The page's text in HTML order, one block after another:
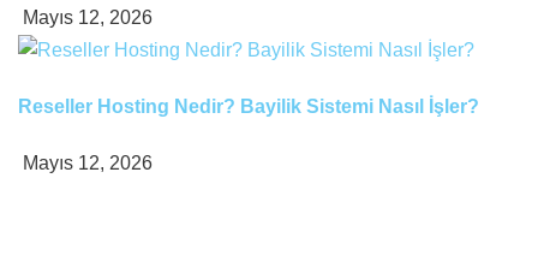
Mayıs 12, 2026
Reseller Hosting Nedir? Bayilik Sistemi Nasıl İşler?
Mayıs 12, 2026